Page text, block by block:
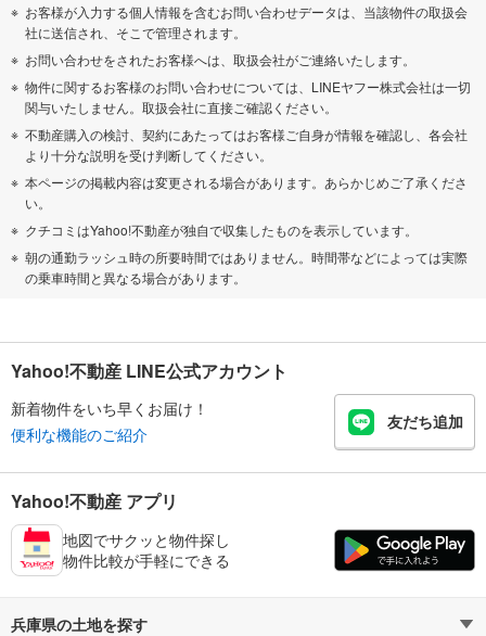
お客様が入力する個人情報を含むお問い合わせデータは、当該物件の取扱会
社に送信され、そこで管理されます。
お問い合わせをされたお客様へは、取扱会社がご連絡いたします。
物件に関するお客様のお問い合わせについては、LINEヤフー株式会社は一切
関与いたしません。取扱会社に直接ご確認ください。
不動産購入の検討、契約にあたってはお客様ご自身が情報を確認し、各会社
より十分な説明を受け判断してください。
本ページの掲載内容は変更される場合があります。あらかじめご了承くださ
い。
クチコミはYahoo!不動産が独自で収集したものを表示しています。
朝の通勤ラッシュ時の所要時間ではありません。時間帯などによっては実際
の乗車時間と異なる場合があります。
Yahoo!不動産 LINE公式アカウント
新着物件をいち早くお届け！
便利な機能のご紹介
友だち追加
Yahoo!不動産 アプリ
地図でサクッと物件探し
物件比較が手軽にできる
兵庫県の土地を探す